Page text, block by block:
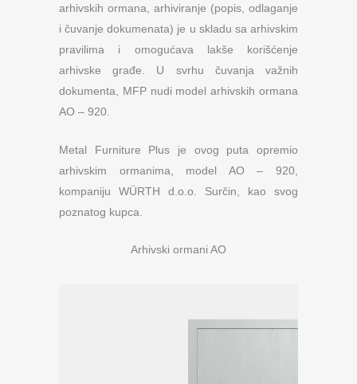
arhivskih ormana, arhiviranje (popis, odlaganje
i čuvanje dokumenata) je u skladu sa arhivskim
pravilima i omogućava lakše korišćenje
arhivske građe. U svrhu čuvanja važnih
dokumenta, MFP nudi model arhivskih ormana
AO – 920.
Metal Furniture Plus je ovog puta opremio
arhivskim ormanima, model AO – 920,
kompaniju WÜRTH d.o.o. Surčin, kao svog
poznatog kupca.
Arhivski ormani AO